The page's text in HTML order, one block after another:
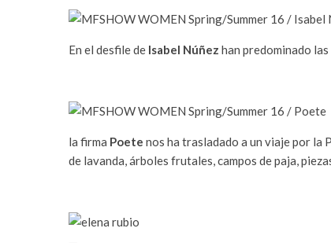
En el desfile de Isabel Núñez han predominado
la firma Poete nos ha trasladado a un viaje por la
de lavanda, árboles frutales, campos de paja,